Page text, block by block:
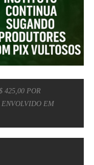
425,00 POR
ENVOLVIDO EM